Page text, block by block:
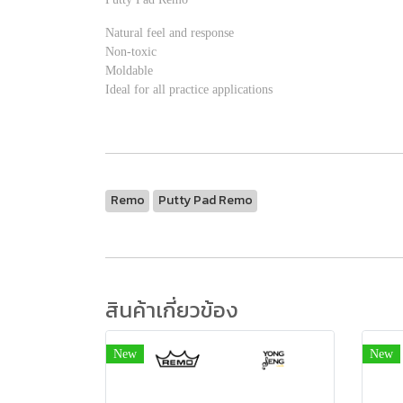
Natural feel and response
Non-toxic
Moldable
Ideal for all practice applications
Remo Putty Pad Remo
สินค้าเกี่ยวข้อง
New New